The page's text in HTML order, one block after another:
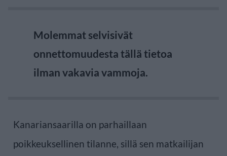
Molemmat selvisivät
onnettomuudesta tällä tietoa
ilman vakavia vammoja.
Kanariansaarilla on parhaillaan
poikkeuksellinen tilanne, sillä sen matkailijan